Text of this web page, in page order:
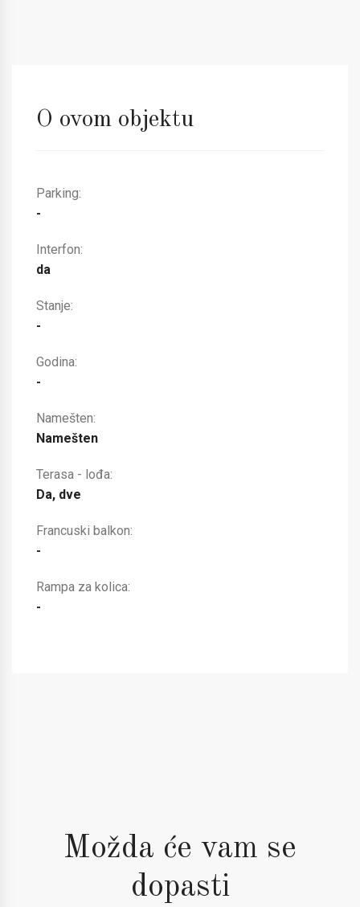
O ovom objektu
Parking:
-
Interfon:
da
Stanje:
-
Godina:
-
Namešten:
Namešten
Terasa - lođa:
Da, dve
Francuski balkon:
-
Rampa za kolica:
-
Možda će vam se
dopasti